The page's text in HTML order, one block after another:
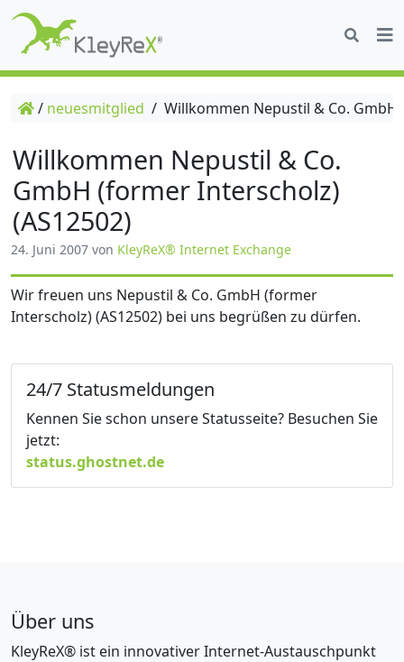
/ neuesmitglied / Willkommen Nepustil & Co.
Willkommen Nepustil & Co.
GmbH (former Interscholz)
(AS12502)
24. Juni 2007 von KleyReX® Internet Exchange
Wir freuen uns Nepustil & Co. GmbH (former
Interscholz) (AS12502) bei uns begrüßen zu dürfen.
24/7 Statusmeldungen
Kennen Sie schon unsere Statusseite? Besuchen Sie
jetzt:
status.ghostnet.de
Über uns
KleyReX® ist ein innovativer Internet-Austauschpunkt